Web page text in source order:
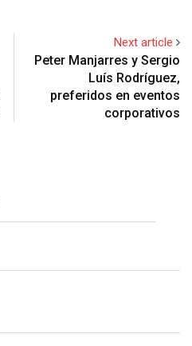
Next article
Peter Manjarres y Sergio
Luís Rodríguez,
preferidos en eventos
corporativos